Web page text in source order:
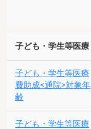
子ども・学生等医療
子ども・学生等医療
費助成<通院>対象年
齢
子ども・学生等医療